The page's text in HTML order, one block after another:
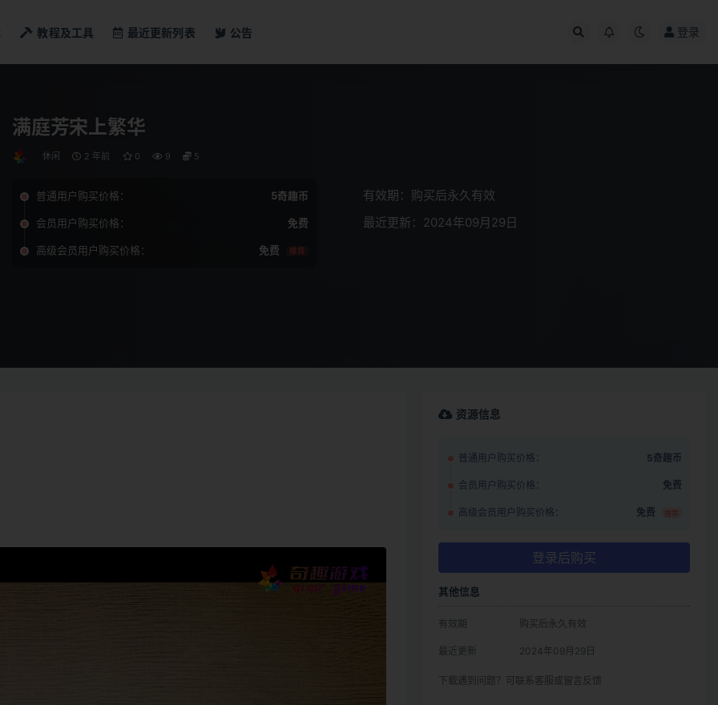
教程及工具 最近更新列表 公告 登录
满庭芳宋上繁华
休闲 2 年前 0 9 5
普通用户购买价格： 5奇趣币
会员用户购买价格： 免费
高级会员用户购买价格： 免费 推荐
有效期：购买后永久有效
最近更新：2024年09月29日
资源信息
普通用户购买价格： 5奇趣币
会员用户购买价格： 免费
高级会员用户购买价格： 免费 推荐
登录后购买
其他信息
有效期 购买后永久有效
最近更新 2024年09月29日
下载遇到问题？可联系客服或留言反馈